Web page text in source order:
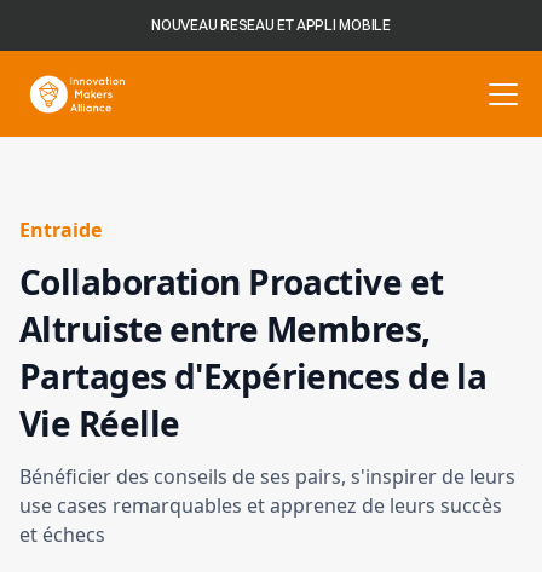
NOUVEAU RESEAU ET APPLI MOBILE
Entraide
Collaboration Proactive et
Altruiste entre Membres,
Partages d'Expériences de la
Vie Réelle
Bénéficier des conseils de ses pairs, s'inspirer de leurs
use cases remarquables et apprenez de leurs succès
et échecs